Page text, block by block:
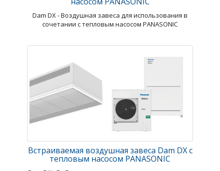
Dam DX - Воздушная завеса для использования в
сочетании с тепловым насосом PANASONIC
Встраиваемая воздушная завеса Dam DX с
тепловым насосом PANASONIC